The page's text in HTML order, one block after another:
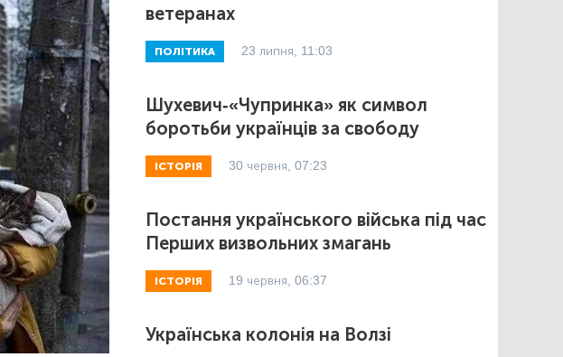
ветеранах
ПОЛІТИКА 23 липня, 11:03
Шухевич-«Чупринка» як символ
боротьби українців за свободу
ІСТОРІЯ 30 червня, 07:23
Постання українського війська під час
Перших визвольних змагань
ІСТОРІЯ 19 червня, 06:37
Українська колонія на Волзі